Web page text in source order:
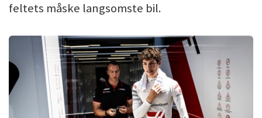
feltets måske langsomste bil.